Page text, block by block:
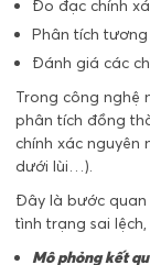
Đo đạc chính
Phân tích
Đánh giá các
Trong công nghệ
phân tích đồng
chính xác nguyên
dưới lùi…).
Đây là bước quan
tình trạng sai
Mô phỏng kết